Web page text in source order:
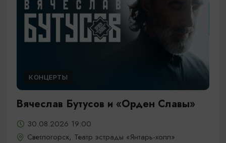
КОНЦЕРТЫ
Вячеслав Бутусов и «Орден Славы»
30.08.2026 19:00
Светлогорск, Театр эстрады «Янтарь-холл»